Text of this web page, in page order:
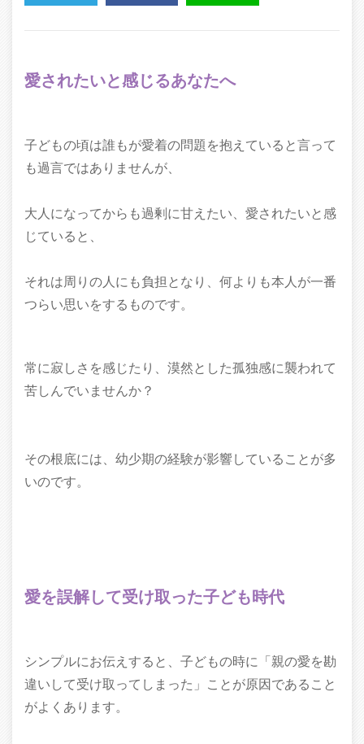
愛されたいと感じるあなたへ
子どもの頃は誰もが愛着の問題を抱えていると言って
も過言ではありませんが、
大人になってからも過剰に甘えたい、愛されたいと感
じていると、
それは周りの人にも負担となり、何よりも本人が一番
つらい思いをするものです。
常に寂しさを感じたり、漠然とした孤独感に襲われて
苦しんでいませんか？
その根底には、幼少期の経験が影響していることが多
いのです。
愛を誤解して受け取った子ども時代
シンプルにお伝えすると、子どもの時に「親の愛を勘
違いして受け取ってしまった」ことが原因であること
がよくあります。